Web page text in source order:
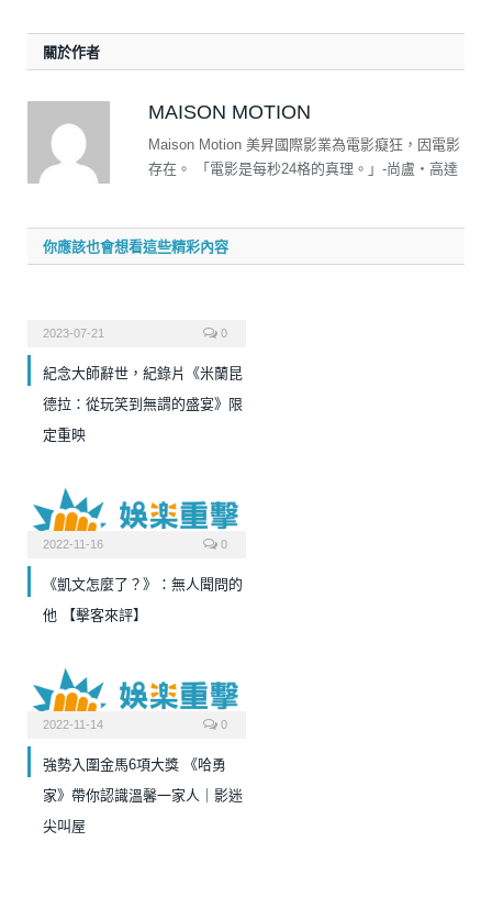
關於作者
MAISON MOTION
Maison Motion 美昇國際影業為電影癡狂，因電影
存在。 「電影是每秒24格的真理。」-尚盧‧高達
你應該也會想看這些精彩內容
2023-07-21 0
紀念大師辭世，紀錄片《米蘭昆
德拉：從玩笑到無謂的盛宴》限
定重映
2022-11-16 0
《凱文怎麼了？》：無人聞問的
他 【擊客來評】
2022-11-14 0
強勢入圍金馬6項大獎 《哈勇
家》帶你認識溫馨一家人｜影迷
尖叫屋